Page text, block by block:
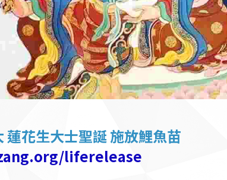
蓮花生大士聖誕 施放鯉魚苗
liferelease